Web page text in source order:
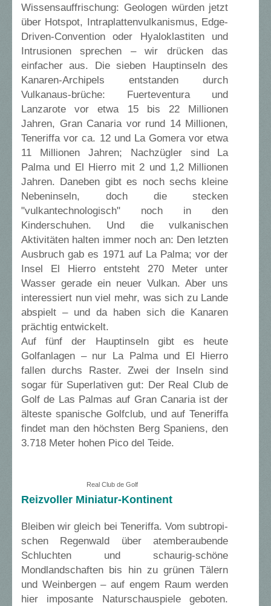
Wissensauffrischung: Geologen würden jetzt
über Hotspot, Intraplattenvulkanismus, Edge-
Driven-Convention oder Hyaloklastiten und
Intrusionen sprechen – wir drücken das
einfacher aus. Die sieben Hauptinseln des
Kanaren-Archipels entstanden durch
Vulkanaus-brüche: Fuerteventura und
Lanzarote vor etwa 15 bis 22 Millionen
Jahren, Gran Canaria vor rund 14 Millionen,
Teneriffa vor ca. 12 und La Gomera vor etwa
11 Millionen Jahren; Nachzügler sind La
Palma und El Hierro mit 2 und 1,2 Millionen
Jahren. Daneben gibt es noch sechs kleine
Nebeninseln, doch die stecken
"vulkantechnologisch" noch in den
Kinderschuhen. Und die vulkanischen
Aktivitäten halten immer noch an: Den letzten
Ausbruch gab es 1971 auf La Palma; vor der
Insel El Hierro entsteht 270 Meter unter
Wasser gerade ein neuer Vulkan. Aber uns
interessiert nun viel mehr, was sich zu Lande
abspielt – und da haben sich die Kanaren
prächtig entwickelt.
Auf fünf der Hauptinseln gibt es heute
Golfanlagen – nur La Palma und El Hierro
fallen durchs Raster. Zwei der Inseln sind
sogar für Superlativen gut: Der Real Club de
Golf de Las Palmas auf Gran Canaria ist der
älteste spanische Golfclub, und auf Teneriffa
findet man den höchsten Berg Spaniens, den
3.718 Meter hohen Pico del Teide.
Real Club de Golf
Reizvoller Miniatur-Kontinent
Bleiben wir gleich bei Teneriffa. Vom subtropi-
schen Regenwald über atemberaubende
Schluchten und schaurig-schöne
Mondlandschaften bis hin zu grünen Tälern
und Weinbergen – auf engem Raum werden
hier imposante Naturschauspiele geboten.